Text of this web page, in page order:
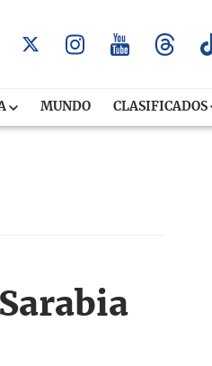
MUNDO CLASIFICADOS